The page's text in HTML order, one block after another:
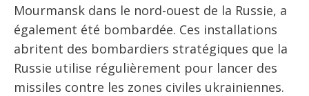
Mourmansk dans le nord-ouest de la Russie, a
également été bombardée. Ces installations
abritent des bombardiers stratégiques que la
Russie utilise régulièrement pour lancer des
missiles contre les zones civiles ukrainiennes.